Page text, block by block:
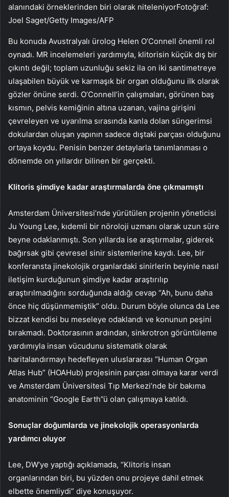
alanındaki örneklerinden biri olarak niteleniyorFotoğraf:
Joel Saget/Getty Images/AFP
Bu konuda Avustralyalı ürolog Helen O’Connell önemli rol
oynadı. MR incelemeleri yardımıyla, klitorisin küçük dış bir
çıkıntı değil; toplam uzunluğu sekiz ila on iki santimetreye
ulaşabilen büyük ve karmaşık bir organ olduğunu ilk olarak
gözler önüne serdi. O’Connell’in çalışmaları, görünen baş
kısmın, pelvis kemiğinin altına uzanan, vajina girişini
çevreleyen ve uyarılma sırasında kanla dolan süngerimsi
dokulardan oluşan yapının sadece dıştaki parçası olduğunu
ortaya koydu. Penisin benzer detaylarla tanımlanması o
dönemde on yıllardır bilinen bir gerçekti.
Klitoris şimdiye kadar araştırmalarda öne çıkmamıştı
Amsterdam Üniversitesi’nde yürütülen projenin yöneticisi
Ju Young Lee, kıdemli bir nöroloji uzmanı olarak uzun süre
beyne odaklanmıştı. Son yıllarda ise araştırmalar, giderek
bağırsak gibi çevresel sinir sistemlerine kaydı. Lee, bir
konferansta jinekolojik organlardaki sinirlerin beyinle nasıl
iletişim kurduğunun şimdiye kadar araştırılıp
araştırılmadığını sorduğunda aldığı cevap “Ah, bunu daha
önce hiç düşünmemiştik” oldu. Durum böyle olunca da Lee
bizzat kendisi bu meseleye odaklandı ve konunun peşini
bırakmadı. Doktorasının ardından, sinkrotron görüntüleme
yardımıyla insan vücudunu sistematik olarak
haritalandırmayı hedefleyen uluslararası “Human Organ
Atlas Hub” (HOAHub) projesinin parçası olmaya karar verdi
ve Amsterdam Üniversitesi Tıp Merkezi’nde bir bakıma
anatominin “Google Earth”ü olan çalışmaya katıldı.
Sonuçlar doğumlarda ve jinekolojik operasyonlarda
yardımcı oluyor
Lee, DW’ye yaptığı açıklamada, “Klitoris insan
organlarından biri, bu yüzden onu projeye dahil etmek
elbette önemliydi” diye konuşuyor.